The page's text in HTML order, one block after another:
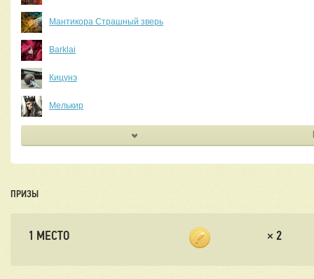
Мантикора Страшный зверь
Barklai
Кицунэ
Мелькир
ПРИЗЫ
1 МЕСТО × 2